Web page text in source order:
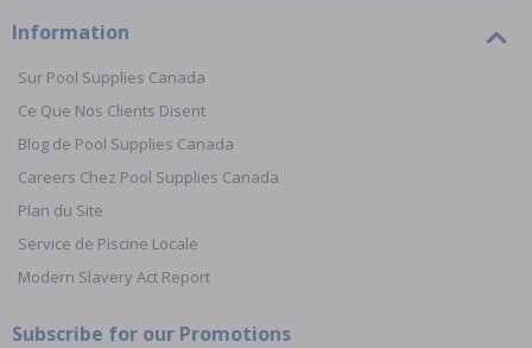
Information
Sur Pool Supplies Canada
Ce Que Nos Clients Disent
Blog de Pool Supplies Canada
Careers Chez Pool Supplies Canada
Plan du Site
Service de Piscine Locale
Modern Slavery Act Report
Subscribe for our Promotions